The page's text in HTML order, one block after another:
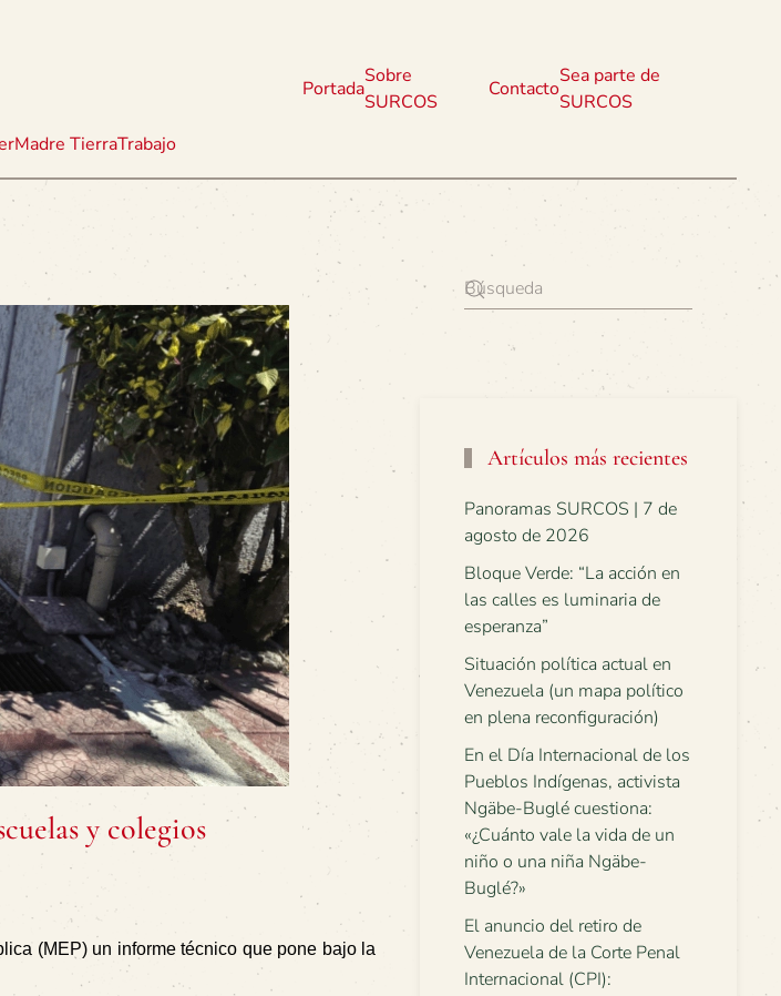
Madre TierraTrabajo
Portada
Sobre
SURCOS
Contacto
Sea parte de
SURCOS
y colegios
(MEP) un informe técnico que pone bajo la
Artículos más recientes
Panoramas SURCOS | 7 de
agosto de 2026
Bloque Verde: “La acción en
las calles es luminaria de
esperanza”
Situación política actual en
Venezuela (un mapa político
en plena reconfiguración)
En el Día Internacional de los
Pueblos Indígenas, activista
Ngäbe-Buglé cuestiona:
«¿Cuánto vale la vida de un
niño o una niña Ngäbe-
Buglé?»
El anuncio del retiro de
Venezuela de la Corte Penal
Internacional (CPI):